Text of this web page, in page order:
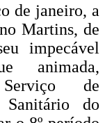
de janeiro, a
Martins, de
impecável
animada,
de
do